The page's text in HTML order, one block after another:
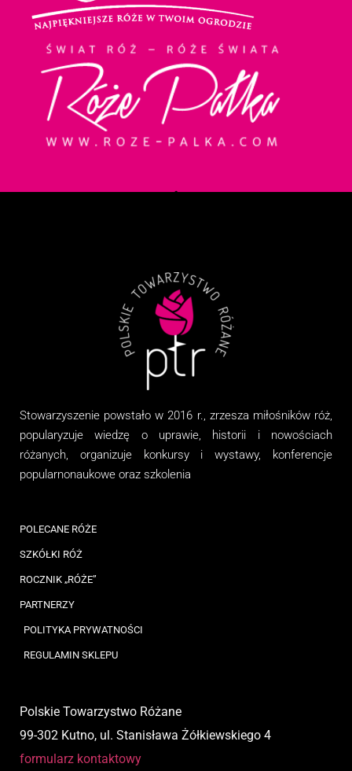
Stowarzyszenie powstało w 2016 r., zrzesza miłośników róż,
popularyzuje wiedzę o uprawie, historii i nowościach
różanych, organizujekonkursy i wystawy, konferencje
popularnonaukowe oraz szkolenia
POLECANE RÓŻE
SZKÓŁKI RÓŻ
ROCZNIK „RÓŻE”
PARTNERZY
POLITYKA PRYWATNOŚCI
REGULAMIN SKLEPU
Polskie Towarzystwo Różane
99-302 Kutno, ul. Stanisława Żółkiewskiego 4
formularz kontaktowy